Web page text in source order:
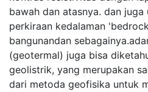
bawah dan atasnya. dan juga
perkiraan kedalaman
bangunandan
(geotermal) juga bisa
geolistrik, yang merupakan
dari metoda geofisika untuk